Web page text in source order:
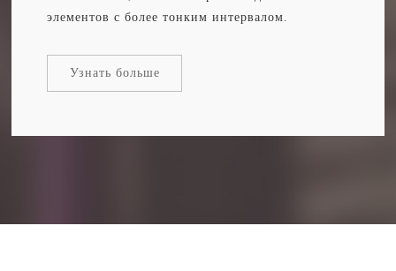
элементов с более тонким интервалом.
Узнать больше